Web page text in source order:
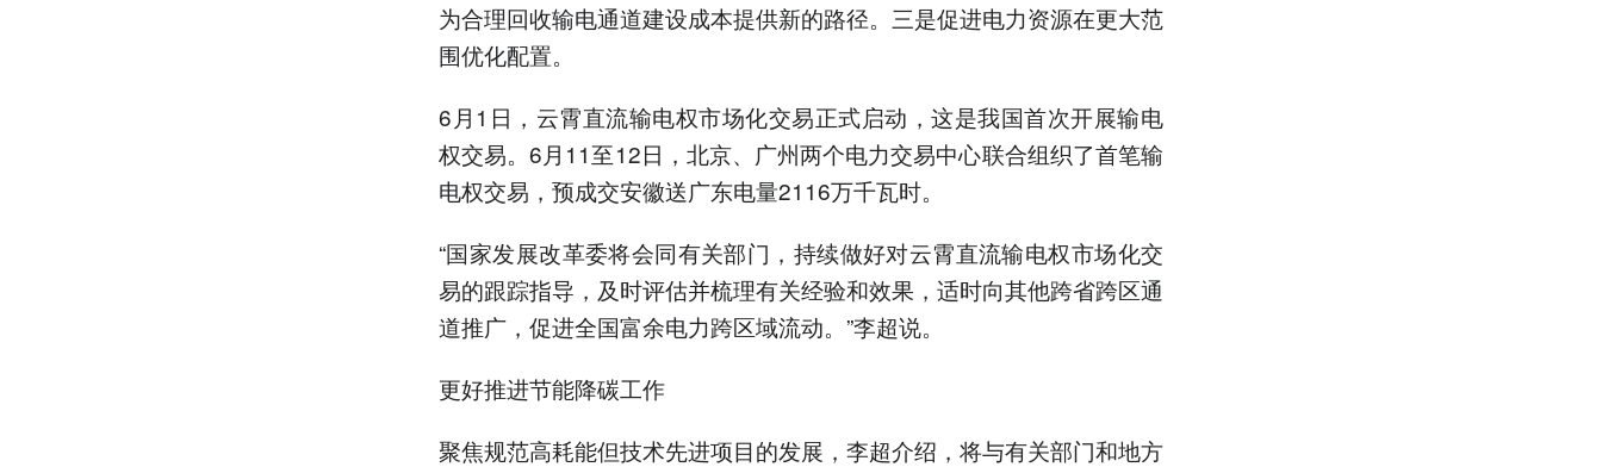
为合理回收输电通道建设成本提供新的路径。三是促进电力资源在更大范
围优化配置。
6月1日，云霄直流输电权市场化交易正式启动，这是我国首次开展输电
权交易。6月11至12日，北京、广州两个电力交易中心联合组织了首笔输
电权交易，预成交安徽送广东电量2116万千瓦时。
“国家发展改革委将会同有关部门，持续做好对云霄直流输电权市场化交
易的跟踪指导，及时评估并梳理有关经验和效果，适时向其他跨省跨区通
道推广，促进全国富余电力跨区域流动。”李超说。
更好推进节能降碳工作
聚焦规范高耗能但技术先进项目的发展，李超介绍，将与有关部门和地方